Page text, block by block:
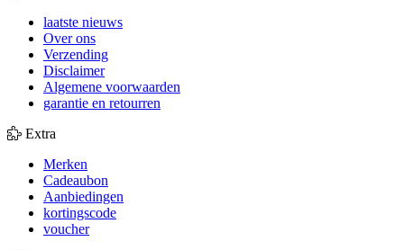
laatste nieuws
Over ons
Verzending
Disclaimer
Algemene voorwaarden
garantie en retourren
Extra
Merken
Cadeaubon
Aanbiedingen
kortingscode
voucher